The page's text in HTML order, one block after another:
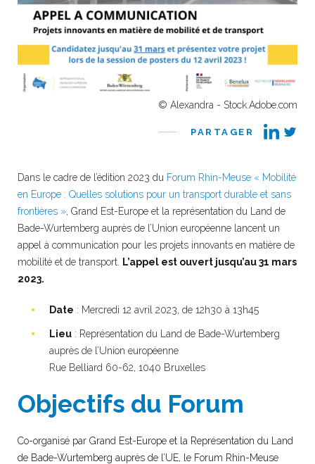
© Alexandra - Stock.Adobe.com
PARTAGER
Dans le cadre de l’édition 2023 du Forum Rhin-Meuse « Mobilité
en Europe : Quelles solutions pour un transport durable et sans
frontières », Grand Est-Europe et la représentation du Land de
Bade-Wurtemberg auprès de l’Union européenne lancent un
appel à communication pour les projets innovants en matière de
mobilité et de transport.
L’appel est ouvert jusqu’au 31 mars
2023.
Date : Mercredi 12 avril 2023, de 12h30 à 13h45
Lieu : Représentation du Land de Bade-Wurtemberg
auprès de l’Union européenne
Rue Belliard 60-62, 1040 Bruxelles
Objectifs du Forum
Co-organisé par Grand Est-Europe et la Représentation du Land
de Bade-Wurtemberg auprès de l’UE, le Forum Rhin-Meuse